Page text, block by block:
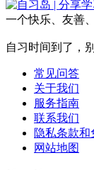
一个快乐、友善
自习时间到了，
常见问答
关于我们
服务指南
联系我们
隐私条款和
网站地图